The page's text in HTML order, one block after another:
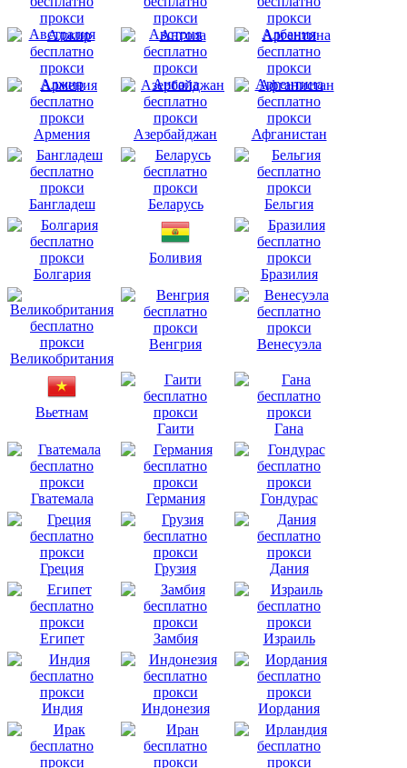
Австралия Австрия Албания
Алжир Ангола Аргентина
Армения Азербайджан Афганистан
Бангладеш Беларусь Бельгия
Болгария
Боливия
Бразилия
Великобритания
Венгрия Венесуэла
Вьетнам
Гаити
Гана
Гватемала Германия Гондурас
Греция Грузия Дания
Египет Замбия Израиль
Индия Индонезия Иордания